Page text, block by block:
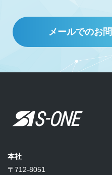
メールでのお
本社
〒712-8051